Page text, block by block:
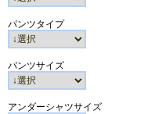
パンツタイプ
パンツサイズ
アンダーシャツサイズ